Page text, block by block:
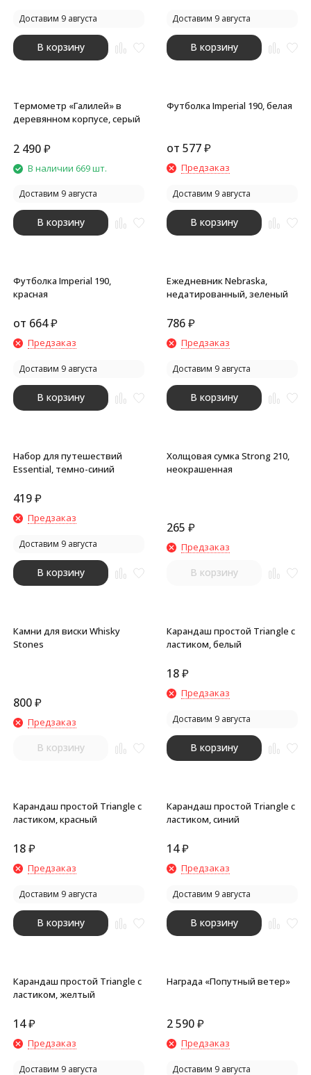
Доставим 9 августа
В корзину
Доставим 9 августа
В корзину
Термометр «Галилей» в
деревянном корпусе, серый
2 490₽
В наличии 669 шт.
Доставим 9 августа
В корзину
Футболка Imperial 190, белая
от 577₽
Предзаказ
Доставим 9 августа
В корзину
Футболка Imperial 190,
красная
от 664₽
Предзаказ
Доставим 9 августа
В корзину
Ежедневник Nebraska,
недатированный, зеленый
786₽
Предзаказ
Доставим 9 августа
В корзину
Набор для путешествий
Essential, темно-синий
419₽
Предзаказ
Доставим 9 августа
В корзину
Холщовая сумка Strong 210,
неокрашенная
265 ₽
Предзаказ
В корзину
Камни для виски Whisky
Stones
800₽
Предзаказ
В корзину
Карандаш простой Triangle с
ластиком, белый
18₽
Предзаказ
Доставим 9 августа
В корзину
Карандаш простой Triangle с
ластиком, красный
18₽
Предзаказ
Доставим 9 августа
В корзину
Карандаш простой Triangle с
ластиком, синий
14₽
Предзаказ
Доставим 9 августа
В корзину
Карандаш простой Triangle с
ластиком, желтый
14₽
Предзаказ
Доставим 9 августа
Награда «Попутный ветер»
2 590₽
Предзаказ
Доставим 9 августа